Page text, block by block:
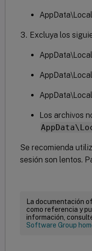
Excluya los
Los archivos
Se recomienda
sesión son lentos.
La documentación
como referencia y
información,
Software Group